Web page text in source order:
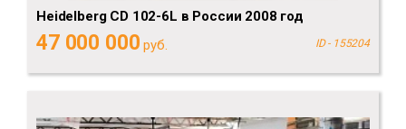
Heidelberg CD 102-6L в России 2008 год
47 000 000 руб. ID - 155204